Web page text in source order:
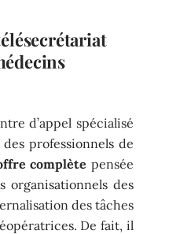
d’appel spécialisé
professionnels de
complète pensée
organisationnels des
des tâches
De fait, il